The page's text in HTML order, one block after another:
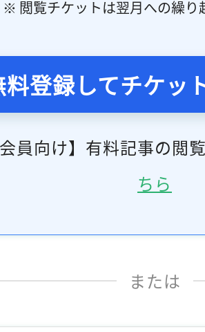
※ 閲覧チケットは翌月への繰り
料登録してチケッ
会員向け】有料記事の閲
ちら
または